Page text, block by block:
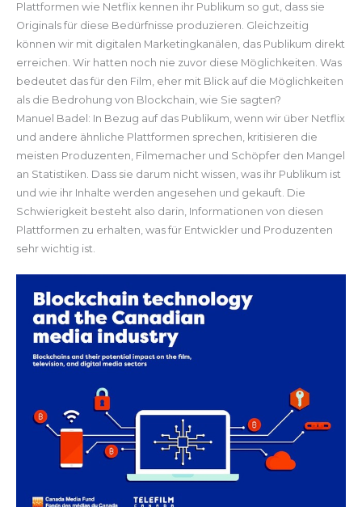
Plattformen wie Netflix kennen ihr Publikum so gut, dass sie
Originals für diese Bedürfnisse produzieren. Gleichzeitig
können wir mit digitalen Marketingkanälen, das Publikum direkt
erreichen. Wir hatten noch nie zuvor diese Möglichkeiten. Was
bedeutet das für den Film, eher mit Blick auf die Möglichkeiten
als die Bedrohung von Blockchain, wie Sie sagten?
Manuel Badel: In Bezug auf das Publikum, wenn wir über Netflix
und andere ähnliche Plattformen sprechen, kritisieren die
meisten Produzenten, Filmemacher und Schöpfer den Mangel
an Statistiken. Dass sie darum nicht wissen, was ihr Publikum ist
und wie ihr Inhalte werden angesehen und gekauft. Die
Schwierigkeit besteht also darin, Informationen von diesen
Plattformen zu erhalten, was für Entwickler und Produzenten
sehr wichtig ist.